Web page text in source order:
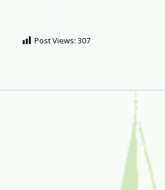
Post Views: 307